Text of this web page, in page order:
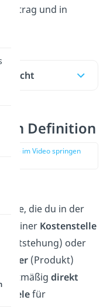
Beitrag und in
Definition
Stelle im Video springen
die du in der
einer Kostenstelle
oder
(Produkt)
wertmäßig direkt
für